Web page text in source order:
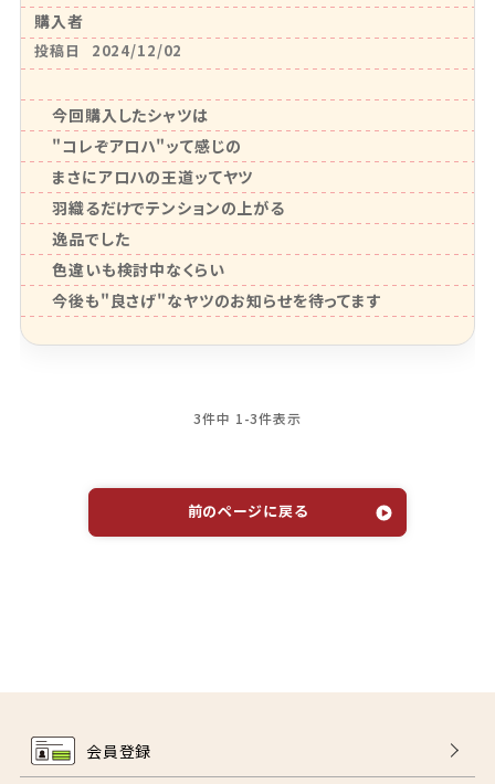
購入者
投稿日 2024/12/02
今回購入したシャツは
"コレぞアロハ"ッて感じの
まさにアロハの王道ッてヤツ
羽織るだけでテンションの上がる
逸品でした
色違いも検討中なくらい
今後も"良さげ"なヤツのお知らせを待ってます
3件中 1-3件表示
前のページに戻る
会員登録